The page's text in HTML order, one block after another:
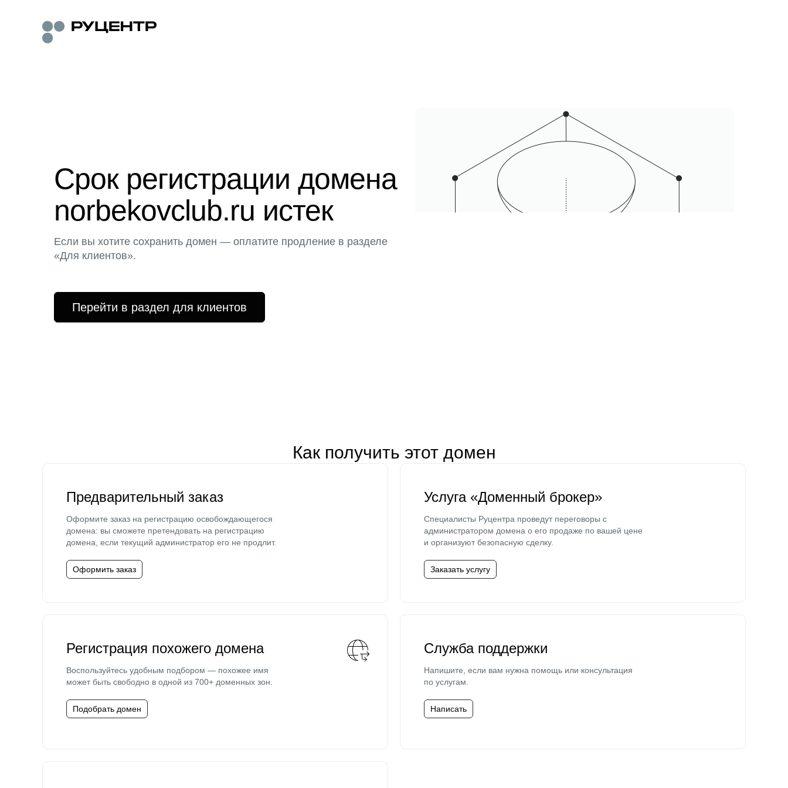
Срок регистрации домена
norbekovclub.ru истек
Если вы хотите сохранить домен — оплатите продление в разделе
«Для клиентов».
Перейти в раздел для клиентов
Как получить этот домен
Предварительный заказ
Оформите заказ на регистрацию освобождающегося
домена: вы сможете претендовать на регистрацию
домена, если текущий администратор его не продлит.
Оформить заказ
Услуга «Доменный брокер»
Специалисты Руцентра проведут переговоры с
администратором домена о его продаже по вашей цене
и организуют безопасную сделку.
Заказать услугу
Регистрация похожего домена
Воспользуйтесь удобным подбором — похожее имя
может быть свободно в одной из 700+ доменных зон.
Подобрать домен
Служба поддержки
Напишите, если вам нужна помощь или консультация
по услугам.
Написать